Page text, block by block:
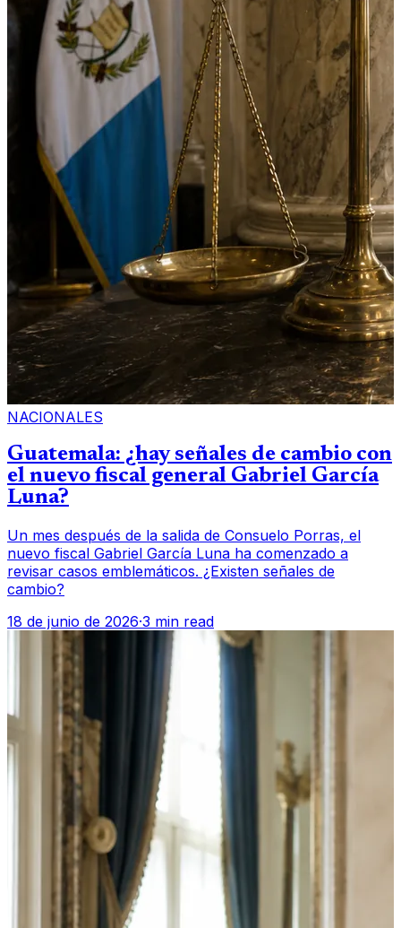
NACIONALES
Guatemala: ¿hay señales de cambio con
el nuevo fiscal general Gabriel García
Luna?
Un mes después de la salida de Consuelo Porras, el
nuevo fiscal Gabriel García Luna ha comenzado a
revisar casos emblemáticos. ¿Existen señales de
cambio?
18 de junio de 2026·3 min read